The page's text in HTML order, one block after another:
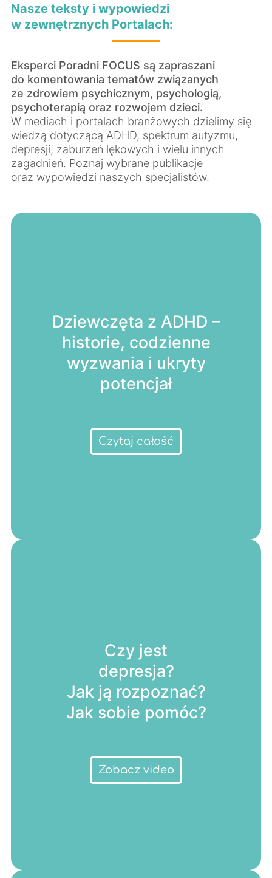
Nasze teksty i wypowiedzi
w zewnętrznych Portalach:
Eksperci Poradni FOCUS są zapraszani
do komentowania tematów związanych
ze zdrowiem psychicznym, psychologią,
psychoterapią oraz rozwojem dzieci.
W mediach i portalach branżowych dzielimy się
wiedzą dotyczącą ADHD, spektrum autyzmu,
depresji, zaburzeń lękowych i wielu innych
zagadnień. Poznaj wybrane publikacje
oraz wypowiedzi naszych specjalistów.
Dziewczęta z ADHD –
historie, codzienne
wyzwania i ukryty
potencjał
Czytaj całość
Czy jest
depresja?
Jak ją rozpoznać?
Jak sobie pomóc?
Zobacz video